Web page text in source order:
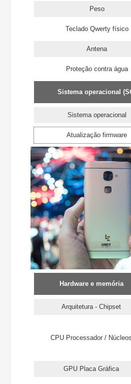
Peso
Teclado Qwerty físico
Antena
Proteção contra água
Sistema operacional
Sistema operacional
Atualização firmware
Hardware e memória
Arquitetura - Chipset
CPU Processador / Núcleos
GPU Placa Gráfica